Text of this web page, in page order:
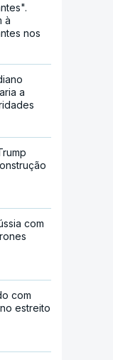
à
nos
a
com
com
estreito